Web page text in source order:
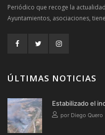
Periódico que recoge la
Ayuntamientos, asociaciones,
ÚLTIMAS NOTICIAS
Estabilizado el
por Diego Quero